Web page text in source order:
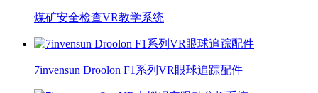
煤矿安全检查VR教学系统
7invensun Droolon F1系列VR眼球追踪配件